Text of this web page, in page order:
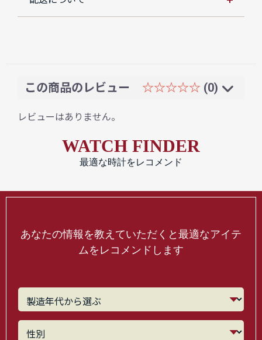
この商品のレビュー ☆☆☆☆☆ (0)
レビューはありません。
WATCH FINDER
最適な時計をレコメンド
あなたの情報を教えていただくと最適なアイテ
ムをレコメンドします